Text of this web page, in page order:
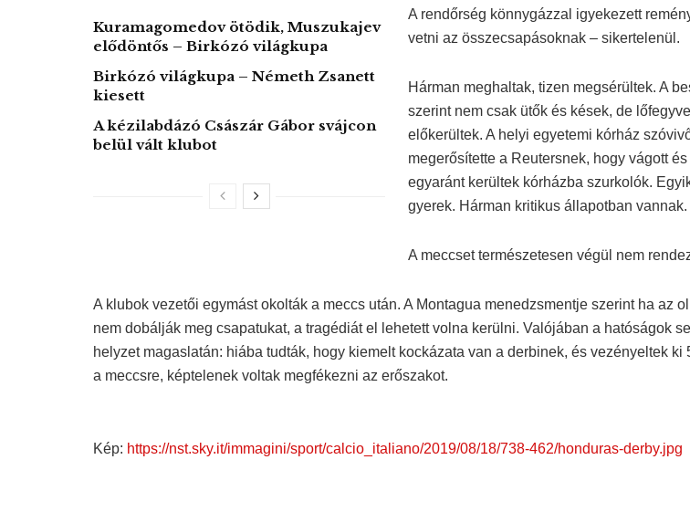
Kuramagomedov ötödik, Muszukajev
elődöntős – Birkózó világkupa
Birkózó világkupa – Németh Zsanett
kiesett
A kézilabdázó Császár Gábor svájcon
belül vált klubot
A rendőrség könnygázzal igyekezett
vetni az összecsapásoknak – sikertelenül.
Hárman meghaltak, tizen megsérültek. A
szerint nem csak ütők és kések, de
előkerültek. A helyi egyetemi kórház
megerősítette a Reutersnek, hogy vágott és
egyaránt kerültek kórházba szurkolók.
gyerek. Hárman kritikus állapotban vannak.
A meccset természetesen végül nem
A klubok vezetői egymást okolták a meccs után. A Montagua menedzsmentje szerint ha az
nem dobálják meg csapatukat, a tragédiát el lehetett volna kerülni. Valójában a hatóságok
helyzet magaslatán: hiába tudták, hogy kiemelt kockázata van a derbinek, és vezényeltek ki
a meccsre, képtelenek voltak megfékezni az erőszakot.
Kép: https://nst.sky.it/immagini/sport/calcio_italiano/2019/08/18/738-462/honduras-derby.jpg